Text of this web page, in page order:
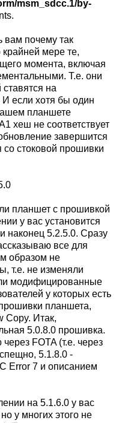
msm_sdcc.1/by-
вам почему так
мере те,
момента, включая
Т.е. они
на
если хотя бы один
планшете
хеш не соответствует
завершится
стоковой прошивки
планшет с прошивкой
у вас установится
наконец 5.2.5.0. Сразу
все для
образом не
т.е. не изменяли
модифицированные
у которых есть
планшета,
Copy. Итак,
5.0.8.0 прошивка.
FOTA (т.е. через
5.1.8.0 -
Error 7 и описанием
на 5.1.6.0 у вас
но у многих этого не